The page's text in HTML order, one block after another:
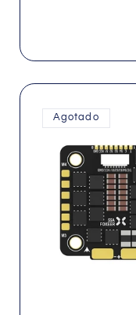
Agotado